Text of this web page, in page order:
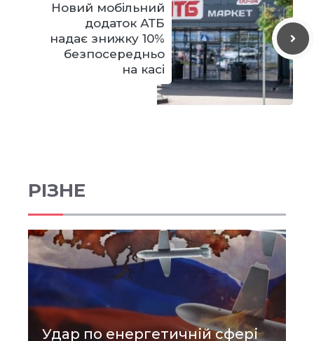
Новий мобільний
додаток АТБ
надає знижку 10%
безпосередньо
на касі
РІЗНЕ
Удар по енергетичній сфері